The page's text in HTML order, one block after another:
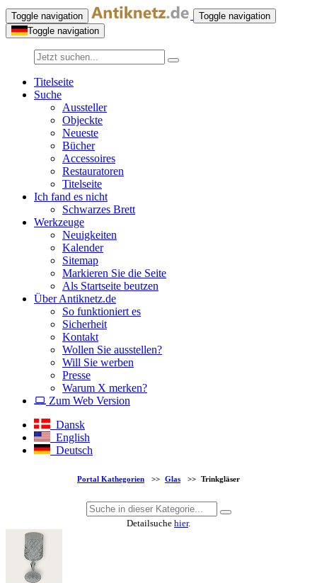
Toggle navigation
Toggle navigation
Toggle navigation
Titelseite
Suche
Aussteller
Objeckte
Neueste
Bücher
Accessoires
Restauratoren
Titelseite
Ich fand es nicht
Schwarzes Brett
Werkzeuge
Neuigkeiten
Kalender
Sitemap
Markieren Sie die Seite
Als Startseite beutzen
Über Antiknetz.de
So funktioniert es
Sicherheit
Kontakt
Wollen Sie ausstellen?
Will Sie werben
Presse
Warum X merken?
Zum Web Version
Dansk
English
Deutsch
Portal Kathegorien >> Glas >> Trinkgläser
Detailsuche hier.